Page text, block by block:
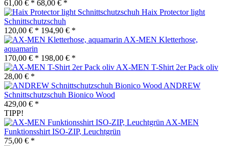
61,00 € * 68,00 € *
Haix Protector light
Schnittschutzschuh
120,00 € * 194,90 € *
AX-MEN Kletterhose,
aquamarin
170,00 € * 198,00 € *
AX-MEN T-Shirt 2er Pack oliv
28,00 € *
ANDREW
Schnittschutzschuh Bionico Wood
429,00 € *
TIPP!
AX-MEN
Funktionsshirt ISO-ZIP, Leuchtgrün
75,00 € *